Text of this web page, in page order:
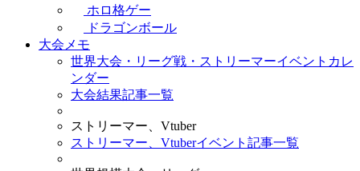
ホロ格ゲー
ドラゴンボール
大会メモ
世界大会・リーグ戦・ストリーマーイベントカレ
ンダー
大会結果記事一覧
ストリーマー、Vtuber
ストリーマー、Vtuberイベント記事一覧